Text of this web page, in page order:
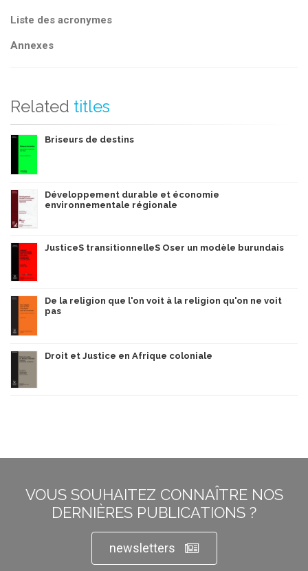
Liste des acronymes
Annexes
Related titles
Briseurs de destins
Développement durable et économie
environnementale régionale
JusticeS transitionnelleS Oser un modèle burundais
De la religion que l'on voit à la religion qu'on ne voit
pas
Droit et Justice en Afrique coloniale
VOUS SOUHAITEZ CONNAÎTRE NOS
DERNIÈRES PUBLICATIONS ?
newsletters